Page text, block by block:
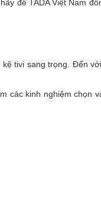
để TADA Việt Nam
tivi sang trọng. Đến
các kinh nghiệm chọn